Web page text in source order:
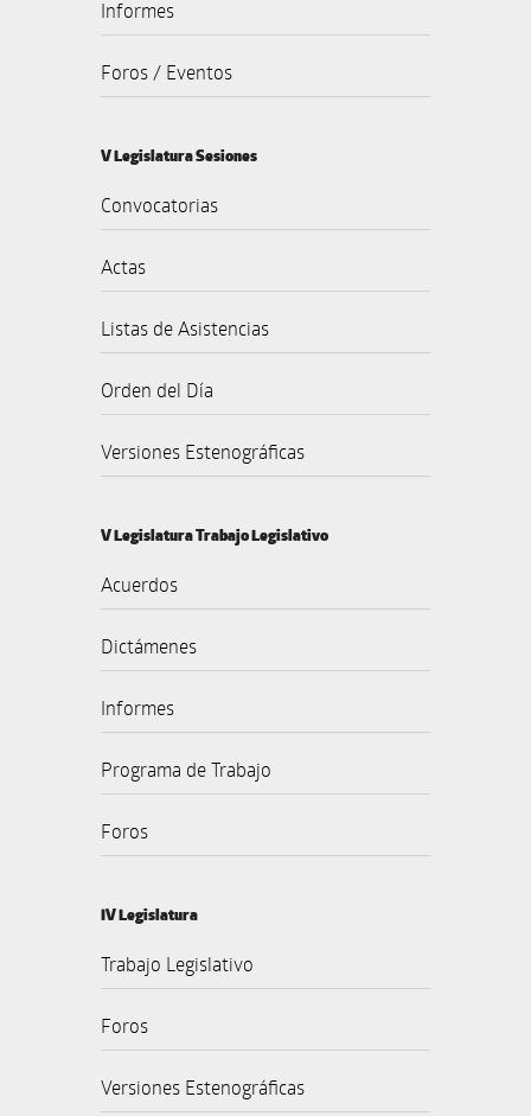
Informes
Foros / Eventos
V Legislatura Sesiones
Convocatorias
Actas
Listas de Asistencias
Orden del Día
Versiones Estenográficas
V Legislatura Trabajo Legislativo
Acuerdos
Dictámenes
Informes
Programa de Trabajo
Foros
IV Legislatura
Trabajo Legislativo
Foros
Versiones Estenográficas